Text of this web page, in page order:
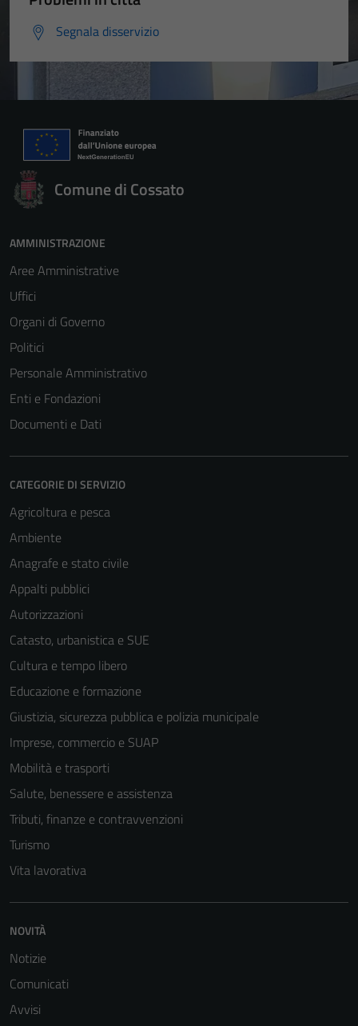
Segnala disservizio
Comune di Cossato
AMMINISTRAZIONE
Aree Amministrative
Uffici
Organi di Governo
Politici
Personale Amministrativo
Enti e Fondazioni
Documenti e Dati
CATEGORIE DI SERVIZIO
Agricoltura e pesca
Ambiente
Anagrafe e stato civile
Appalti pubblici
Autorizzazioni
Catasto, urbanistica e SUE
Cultura e tempo libero
Educazione e formazione
Giustizia, sicurezza pubblica e polizia municipale
Imprese, commercio e SUAP
Mobilità e trasporti
Salute, benessere e assistenza
Tributi, finanze e contravvenzioni
Turismo
Vita lavorativa
NOVITÀ
Notizie
Comunicati
Avvisi